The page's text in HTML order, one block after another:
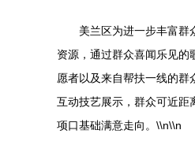
美兰区为进一步丰富群
资源，通过群众喜闻乐见
愿者以及来自帮扶一线的
互动技艺展示，群众可近距
项口基础满意走向。\\n\\n